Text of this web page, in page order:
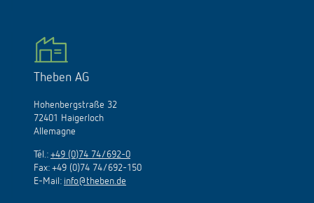
Theben AG
Hohenbergstraße 32
72401 Haigerloch
Allemagne
Tél.: +49 (0)74 74/692-0
Fax: +49 (0)74 74/692-150
E-Mail: info@theben.de